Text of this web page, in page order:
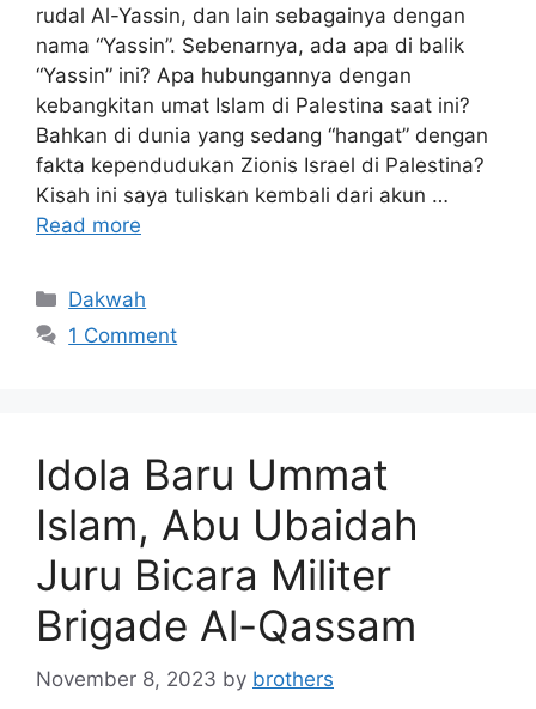
rudal Al-Yassin, dan lain sebagainya dengan
nama “Yassin”. Sebenarnya, ada apa di balik
“Yassin” ini? Apa hubungannya dengan
kebangkitan umat Islam di Palestina saat ini?
Bahkan di dunia yang sedang “hangat” dengan
fakta kependudukan Zionis Israel di Palestina?
Kisah ini saya tuliskan kembali dari akun …
Read more
Categories
Dakwah
1 Comment
Idola Baru Ummat
Islam, Abu Ubaidah
Juru Bicara Militer
Brigade Al-Qassam
November 8, 2023 by brothers